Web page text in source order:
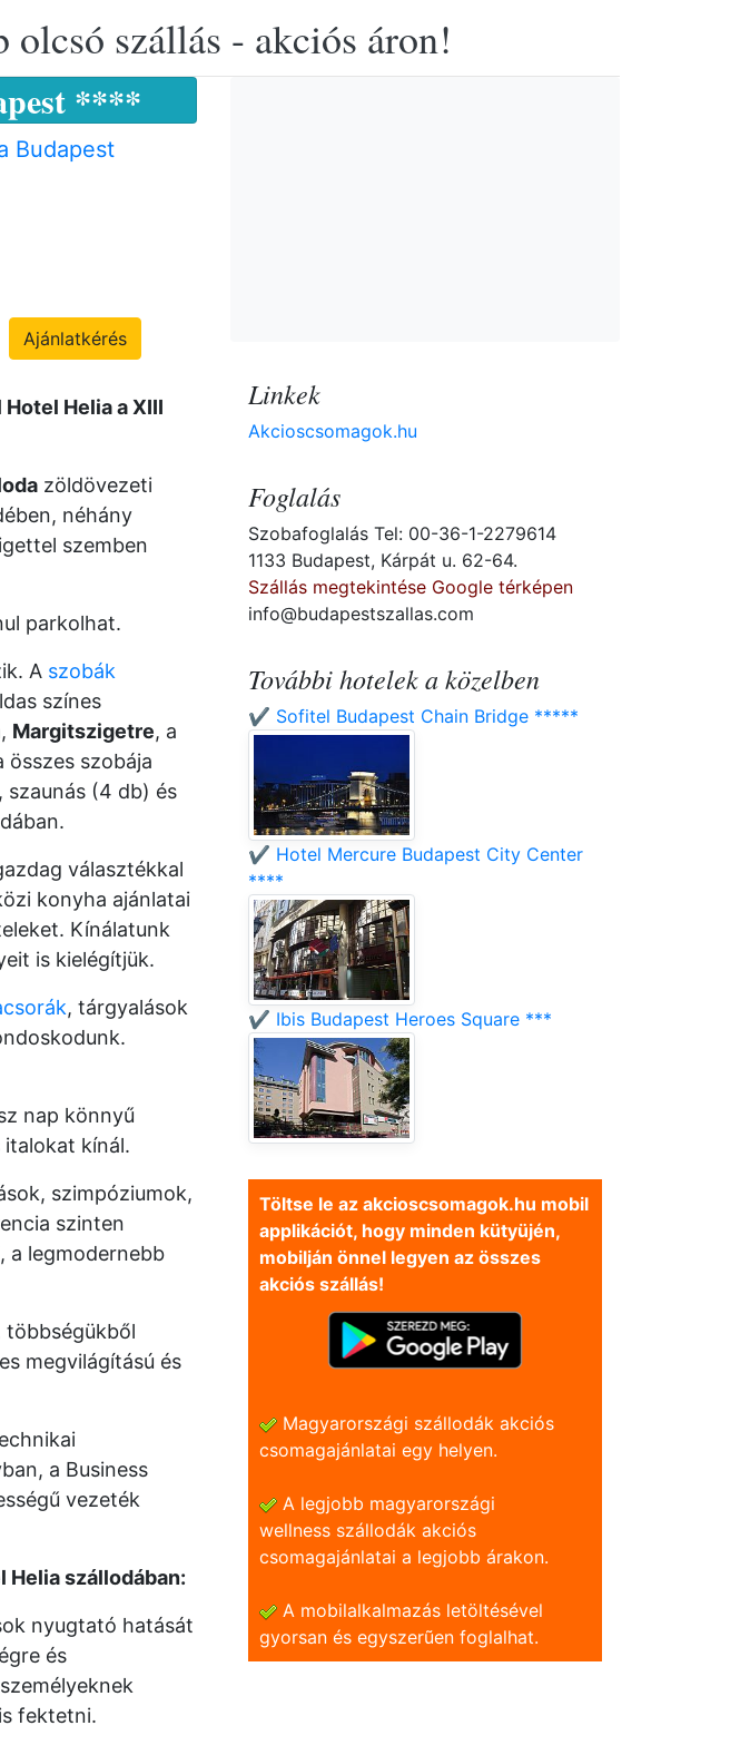
szállás - akciós áron!
****
Budapest
Ajánlatkérés
Helia a XIII
zöldövezeti
néhány
szemben
parkolhat.
A szobák
színes
Margitszigetre, a
összes szobája
szaunás (4 db) és
választékkal
konyha ajánlatai
Kínálatunk
is kielégítjük.
, tárgyalások
nap könnyű
italokat kínál.
szimpóziumok,
szinten
a legmodernebb
többségükből
megvilágítású és
a Business
vezeték
Helia szállodában:
nyugtató hatását
és
fektetni.
Linkek
Akcioscsomagok.hu
Foglalás
Szobafoglalás Tel: 00-36-1-2279614
1133 Budapest, Kárpát u. 62-64.
Szállás megtekintése Google térképen
info@budapestszallas.com
További hotelek a közelben
✔️ Sofitel Budapest Chain Bridge *****
✔️ Hotel Mercure Budapest City Center
****
✔️ Ibis Budapest Heroes Square ***
Töltse le az akcioscsomagok.hu mobil
applikációt, hogy minden kütyüjén,
mobilján önnel legyen az összes
akciós szállás!
Magyarországi szállodák akciós
csomagajánlatai egy helyen.
A legjobb magyarországi
wellness szállodák akciós
csomagajánlatai a legjobb árakon.
A mobilalkalmazás letöltésével
gyorsan és egyszerũen foglalhat.